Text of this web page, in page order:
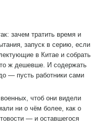
зачем тратить время и
запуск в серию, если
в Китае и собрать
ж дешевше. И содержать
— пусть работники сами
чтоб они видели
ни о чём более, как о
— и оставшегося